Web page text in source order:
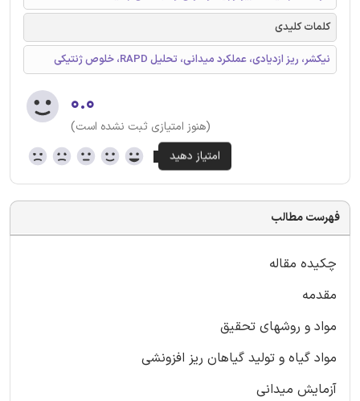
کلمات کلیدی
نیکشر، ریز ازدیادی، عملکرد میدانی، تحلیل RAPD، خلوص ژنتیکی
۰.۰
(هنوز امتیازی ثبت نشده است)
فهرست مطالب
چکیده مقاله
مقدمه
مواد و روشهای تحقیق
مواد گیاه و تولید گیاهان ریز افزونشی
آزمایش میدانی